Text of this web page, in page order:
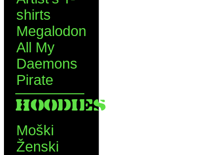
shirts
Megalodon
All My
Daemons
Pirate
HOODIES
Moški
Ženski